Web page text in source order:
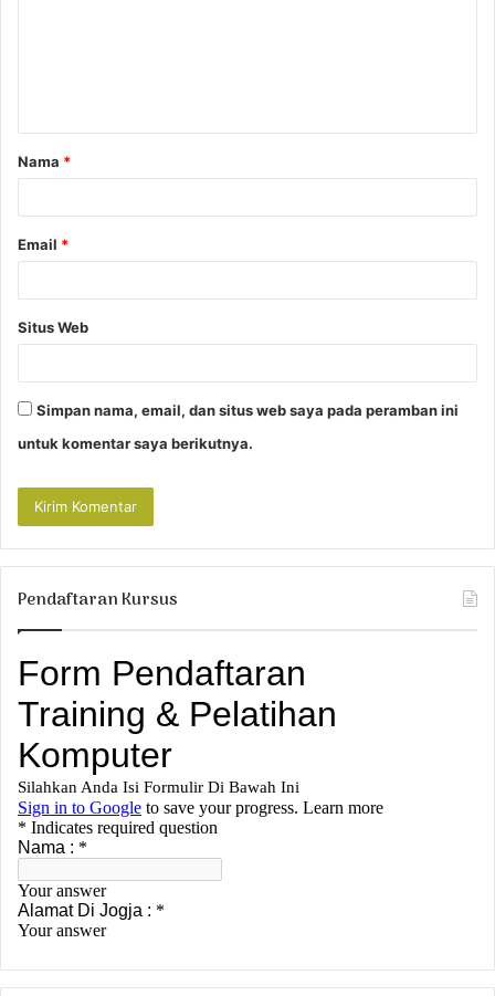
a
r
Nama *
Email *
Situs Web
Simpan nama, email, dan situs web saya pada peramban ini
untuk komentar saya berikutnya.
Pendaftaran Kursus